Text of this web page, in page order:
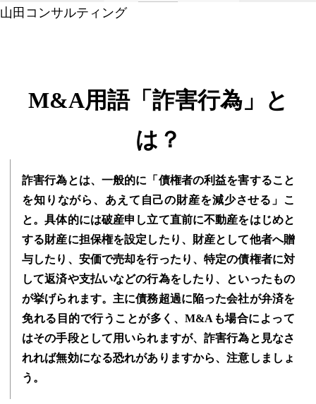
山田コンサルティング
M&A用語「詐害行為」と
は？
詐害行為とは、一般的に「債権者の利益を害すること
を知りながら、あえて自己の財産を減少させる」こ
と。具体的には破産申し立て直前に不動産をはじめと
する財産に担保権を設定したり、財産として他者へ贈
与したり、安価で売却を行ったり、特定の債権者に対
して返済や支払いなどの行為をしたり、といったもの
が挙げられます。主に債務超過に陥った会社が弁済を
免れる目的で行うことが多く、M&Aも場合によって
はその手段として用いられますが、詐害行為と見なさ
れれば無効になる恐れがありますから、注意しましょ
う。